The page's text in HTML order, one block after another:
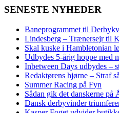
SENESTE NYHEDER
Baneprogrammet til
Lindesberg – Trænersejr til
Skal kuske i Hambletonian
Udbydes 5‑årig hoppe med
Inbetween Days udbydes –
Redaktørens hjørne – Straf
Summer Racing på Fyn
Sådan gik det danskerne på
Dansk derbyvinder